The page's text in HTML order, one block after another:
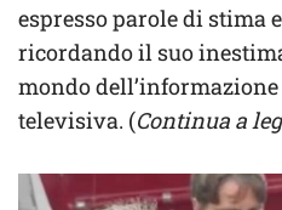
espresso parole di stima
ricordando il suo
mondo
televisiva. (Continua a